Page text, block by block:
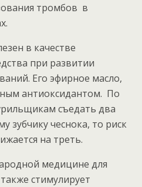
тромбов в
в качестве
при развитии
Его эфирное масло,
антиоксидантом. По
съедать два
зубчику чеснока, то риск
на треть.
медицине для
стимулирует